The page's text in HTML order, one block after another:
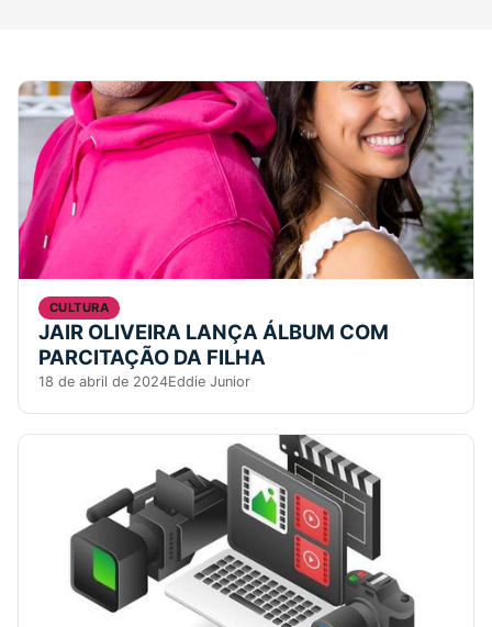
CULTURA
JAIR OLIVEIRA LANÇA ÁLBUM COM
PARCITAÇÃO DA FILHA
18 de abril de 2024Eddie Junior